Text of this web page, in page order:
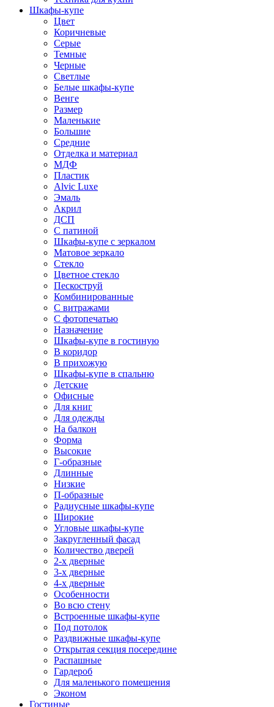
Шкафы-купе
Цвет
Коричневые
Серые
Темные
Черные
Светлые
Белые шкафы-купе
Венге
Размер
Маленькие
Большие
Средние
Отделка и материал
МДФ
Пластик
Alvic Luxe
Эмаль
Акрил
ДСП
С патиной
Шкафы-купе с зеркалом
Матовое зеркало
Стекло
Цветное стекло
Пескоструй
Комбинированные
С витражами
С фотопечатью
Назначение
Шкафы-купе в гостиную
В коридор
В прихожую
Шкафы-купе в спальню
Детские
Офисные
Для книг
Для одежды
На балкон
Форма
Высокие
Г-образные
Длинные
Низкие
П-образные
Радиусные шкафы-купе
Широкие
Угловые шкафы-купе
Закругленный фасад
Количество дверей
2-х дверные
3-х дверные
4-х дверные
Особенности
Во всю стену
Встроенные шкафы-купе
Под потолок
Раздвижные шкафы-купе
Открытая секция посередине
Распашные
Гардероб
Для маленького помещения
Эконом
Гостиные